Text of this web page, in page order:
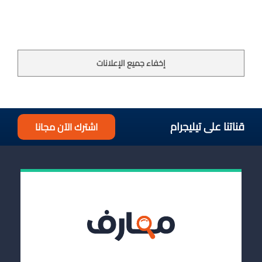
إخفاء جميع الإعلانات
قناتنا على تيليجرام اشترك الآن مجانا